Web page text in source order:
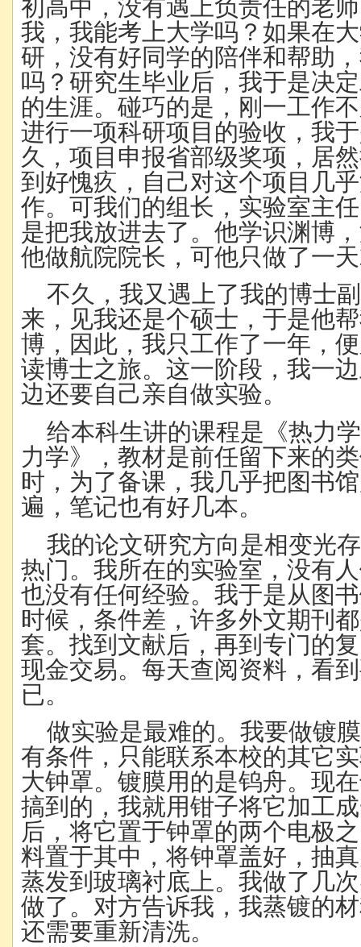
初高中，没有遇上负责任的老
我，我能考上大学吗？如果在
研，没有好同学的陪伴和帮助
吗？研究生毕业后，我于是决
的生涯。碰巧的是，刚一工作
进行一项科研项目的验收，我
久，项目申报省部级奖项，居
到好愧疚，自己对这个项目几
作。可我们的组长，实验室主
是把我放进去了。他学识渊博
他做航院院长，可他只做了一
不久，我又遇上了我的博士
来，见我还是个硕士，于是他
博，因此，我只工作了一年，
读博士之旅。这一阶段，我一
边还要自己亲自做实验。
给本科生讲的课程是《热力
力学》，教材是前任留下来的
时，为了备课，我几乎把图书
遍，笔记也有好几本。
我的论文研究方向是相变光
热门。我所在的实验室，没有
也没有任何经验。我于是从图
时候，条件差，许多外文期刊
套。找到文献后，再到专门的
现金交易。每天查阅资料，看
已。
做实验是最难的。我要做镀
有条件，只能联系本校的其它
大钟罩。镀膜用的是钨舟。现
搞到的，我就用钳子将它加工
后，将它置于钟罩的两个电极
料置于其中，将钟罩盖好，抽
蒸发到玻璃衬底上。我做了几
做了。对方告诉我，我蒸镀的
还需要重新清洗。